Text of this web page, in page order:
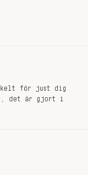
för just dig
det är gjort i